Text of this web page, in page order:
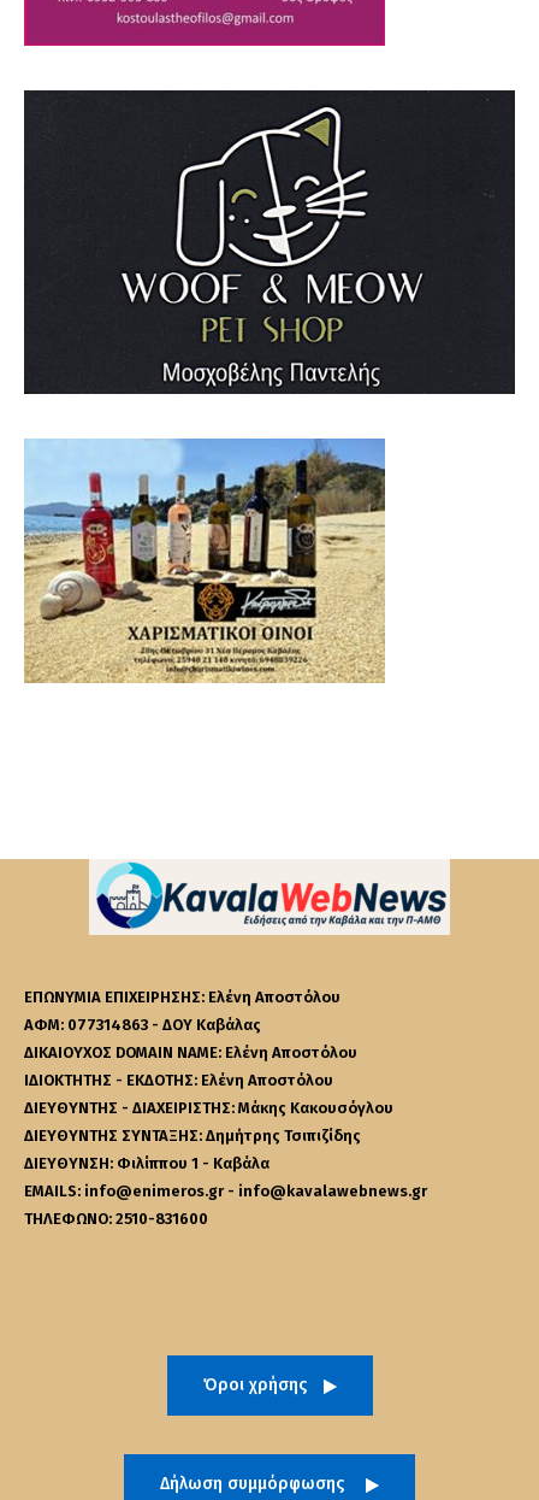
ΕΠΩΝΥΜΙΑ ΕΠΙΧΕΙΡΗΣΗΣ: Ελένη Αποστόλου
ΑΦΜ: 077314863 - ΔΟΥ Καβάλας
ΔΙΚΑΙΟΥΧΟΣ DOMAIN NAME: Ελένη Αποστόλου
ΙΔΙΟΚΤΗΤΗΣ - ΕΚΔΟΤΗΣ: Ελένη Αποστόλου
ΔΙΕΥΘΥΝΤΗΣ - ΔΙΑΧΕΙΡΙΣΤΗΣ: Μάκης Κακουσόγλου
ΔΙΕΥΘΥΝΤΗΣ ΣΥΝΤΑΞΗΣ: Δημήτρης Τσιπιζίδης
ΔΙΕΥΘΥΝΣΗ: Φιλίππου 1 - Καβάλα
EMAILS: info@enimeros.gr - info@kavalawebnews.gr
ΤΗΛΕΦΩΝΟ: 2510-831600
Όροι χρήσης
Δήλωση συμμόρφωσης